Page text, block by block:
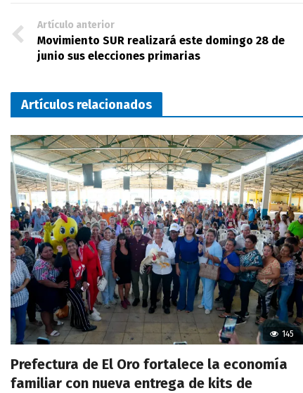
Artículo anterior
Movimiento SUR realizará este domingo 28 de
junio sus elecciones primarias
Artículos relacionados
145
Prefectura de El Oro fortalece la economía
familiar con nueva entrega de kits de